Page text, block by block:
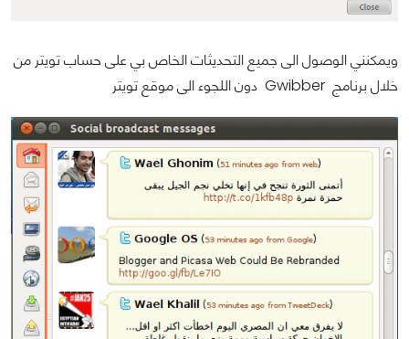
ويمكنني الوصول الى جميع التحديثات الخاص بي على حساب تويتر من
خلال برنامج Gwibber دون اللجوء الى موقع تويتر